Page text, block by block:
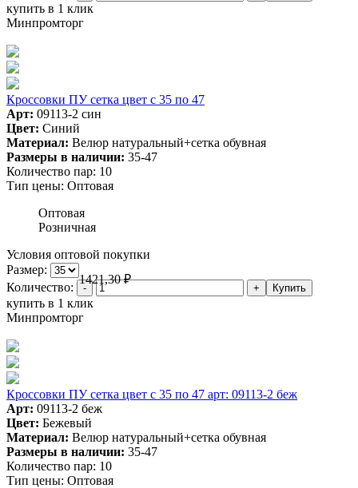
купить в 1 клик
Минпромторг
Кроссовки ПУ сетка цвет с 35 по 47
Арт: 09113-2 син
Цвет: Синий
Материал: Велюр натуральный+сетка обувная
Размеры в наличии: 35-47
Количество пар: 10
Тип цены: Оптовая
Оптовая
Розничная
Условия оптовой покупки
Размер:
1421,30₽
Количество:
купить в 1 клик
Минпромторг
Кроссовки ПУ сетка цвет с 35 по 47 арт: 09113-2 беж
Арт: 09113-2 беж
Цвет: Бежевый
Материал: Велюр натуральный+сетка обувная
Размеры в наличии: 35-47
Количество пар: 10
Тип цены: Оптовая